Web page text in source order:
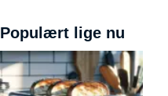
Populært lige nu